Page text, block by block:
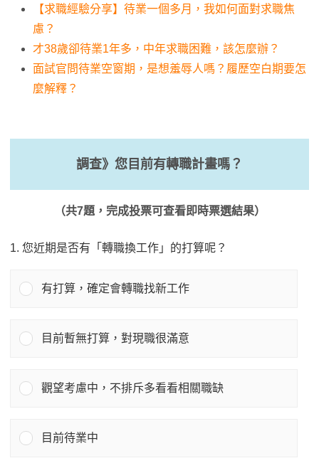
【求職經驗分享】待業一個多月，我如何面對求職焦
慮？
才38歲卻待業1年多，中年求職困難，該怎麼辦？
面試官問待業空窗期，是想羞辱人嗎？履歷空白期要怎
麼解釋？
調查》您目前有轉職計畫嗎？
（共7題，完成投票可查看即時票選結果）
1. 您近期是否有「轉職換工作」的打算呢？
有打算，確定會轉職找新工作
目前暫無打算，對現職很滿意
觀望考慮中，不排斥多看看相關職缺
目前待業中